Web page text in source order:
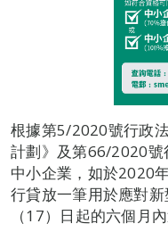
根據第5/2020號行政
計劃》及第66/2020號
中小企業，如於2020
行貸放一筆用於應對
（17）日起的六個月